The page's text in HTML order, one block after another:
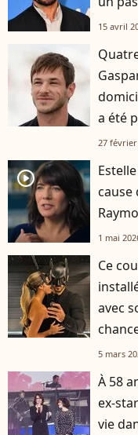
15 avril
a été
27
player2
cause
1 mai
Ce
avec
5 mars
À 58
ex-
vie